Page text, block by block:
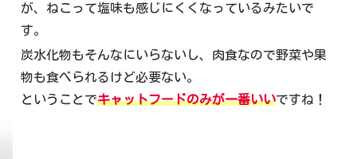
が、ねこって塩味も感じにくくなっているみたいで
す。
炭水化物もそんなにいらないし、肉食なので野菜や果
物も食べられるけど必要ない。
ということでキャットフードのみが一番いいですね！